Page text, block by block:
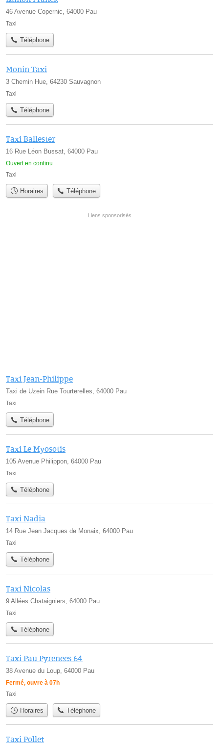
46 Avenue Copernic, 64000 Pau
Taxi
Téléphone
Monin Taxi
3 Chemin Hue, 64230 Sauvagnon
Taxi
Téléphone
Taxi Ballester
16 Rue Léon Bussat, 64000 Pau
Ouvert en continu
Taxi
Horaires Téléphone
Taxi Jean-Philippe
Taxi de Uzein Rue Tourterelles, 64000 Pau
Taxi
Téléphone
Taxi Le Myosotis
105 Avenue Philippon, 64000 Pau
Taxi
Téléphone
Taxi Nadia
14 Rue Jean Jacques de Monaix, 64000 Pau
Taxi
Téléphone
Taxi Nicolas
9 Allées Chataigniers, 64000 Pau
Taxi
Téléphone
Taxi Pau Pyrenees 64
38 Avenue du Loup, 64000 Pau
Fermé, ouvre à 07h
Taxi
Horaires Téléphone
Taxi Pollet